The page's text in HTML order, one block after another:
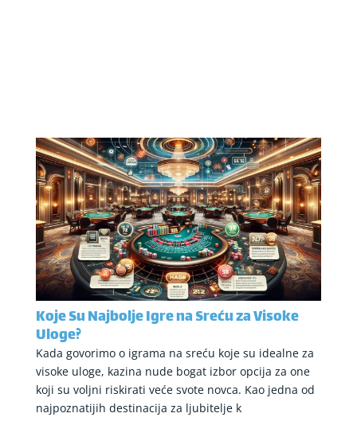
Koje Su Najbolje Igre na Sreću za Visoke
Uloge?
Kada govorimo o igrama na sreću koje su idealne za
visoke uloge, kazina nude bogat izbor opcija za one
koji su voljni riskirati veće svote novca. Kao jedna od
najpoznatijih destinacija za ljubitelje k